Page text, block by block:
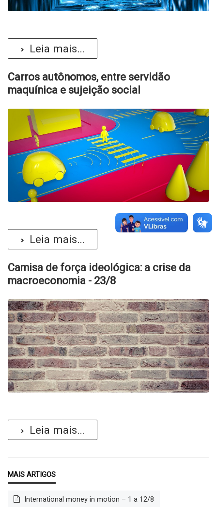
Leia mais...
Carros autônomos, entre servidão
maquínica e sujeição social
Leia mais...
Camisa de força ideológica: a crise da
macroeconomia - 23/8
Leia mais...
International money in motion – 1 a 12/8